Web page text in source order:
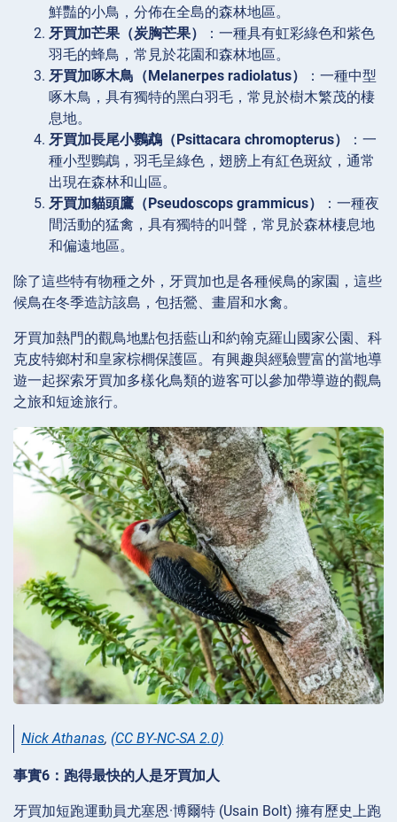
鮮豔的小鳥，分佈在全島的森林地區。
牙買加芒果（炭胸芒果）
：一種具有虹彩綠色和紫色
羽毛的蜂鳥，常見於花園和森林地區。
牙買加啄木鳥（Melanerpes radiolatus）
：一種中型
啄木鳥，具有獨特的黑白羽毛，常見於樹木繁茂的棲
息地。
牙買加長尾小鸚鵡（Psittacara chromopterus）
：一
種小型鸚鵡，羽毛呈綠色，翅膀上有紅色斑紋，通常
出現在森林和山區。
牙買加貓頭鷹（Pseudoscops grammicus）
：一種夜
間活動的猛禽，具有獨特的叫聲，常見於森林棲息地
和偏遠地區。
除了這些特有物種之外，牙買加也是各種候鳥的家園，這些
候鳥在冬季造訪該島，包括鶯、畫眉和水禽。
牙買加熱門的觀鳥地點包括藍山和約翰克羅山國家公園、科
克皮特鄉村和皇家棕櫚保護區。有興趣與經驗豐富的當地導
遊一起探索牙買加多樣化鳥類的遊客可以參加帶導遊的觀鳥
之旅和短途旅行。
Nick Athanas, (CC BY-NC-SA 2.0)
事實6：跑得最快的人是牙買加人
牙買加短跑運動員尤塞恩·博爾特 (Usain Bolt) 擁有歷史上跑